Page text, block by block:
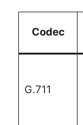
Codec
G.711